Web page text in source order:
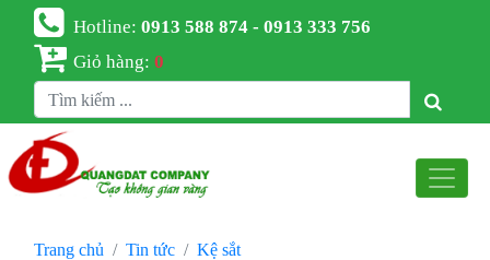
Hotline:0913 588 874 - 0913 333 756
Giỏ hàng:0
Trang chủ Tin tức
Kệ sắt